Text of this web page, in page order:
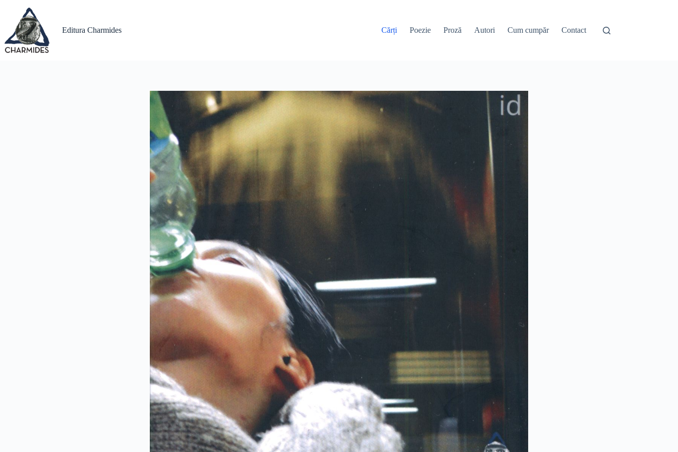
conținut
Editura Charmides
Cărți Poezie Proză Autori Cum cumpăr Contact